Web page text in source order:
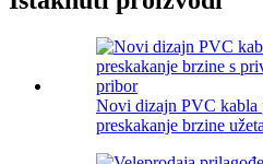
Novi dizajn PVC kabla
preskakanje brzine